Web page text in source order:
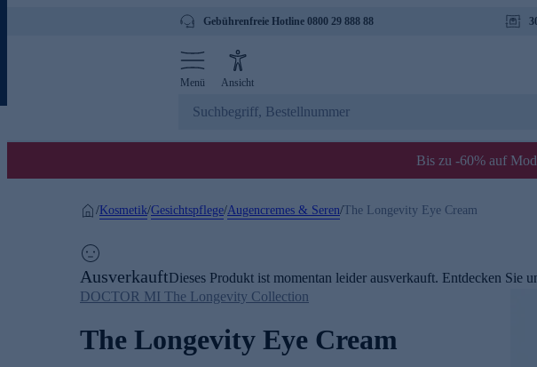
Gebührenfreie Hotline 0800 29 888 88
Menü Ansicht
Bis zu -60% auf
/Kosmetik/Gesichtspflege/Augencremes & Seren/The Longevity Eye Cream
AusverkauftDieses Produkt ist momentan leider ausverkauft. Entdecken Sie
DOCTOR MI The Longevity Collection
The Longevity Eye Cream